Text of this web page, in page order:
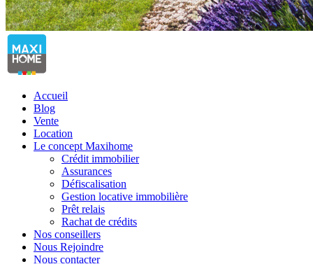
Accueil
Blog
Vente
Location
Le concept Maxihome
Crédit immobilier
Assurances
Défiscalisation
Gestion locative immobilière
Prêt relais
Rachat de crédits
Nos conseillers
Nous Rejoindre
Nous contacter